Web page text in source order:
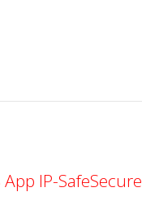
App IP-SafeSecure